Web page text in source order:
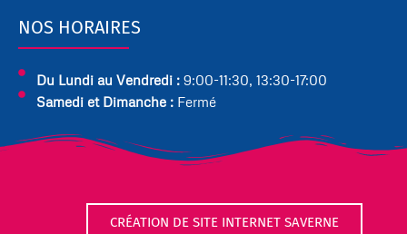
e
b
o
o
t
a
g
r
a
m
e
d
n
u
b
NOS HORAIRES
Du Lundi au Vendredi : 9:00-11:30, 13:30-17:00
Samedi et Dimanche : Fermé
CRÉATION DE SITE INTERNET SAVERNE